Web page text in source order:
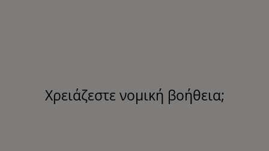
Χρειάζεστε νομική βοήθεια;